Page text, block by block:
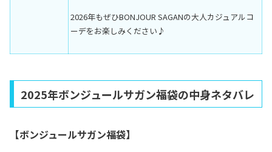
2026年もぜひBONJOUR SAGANの大人カジュアルコ
ーデをお楽しみください♪
2025年ボンジュールサガン福袋の中身ネタバレ
【ボンジュールサガン福袋】